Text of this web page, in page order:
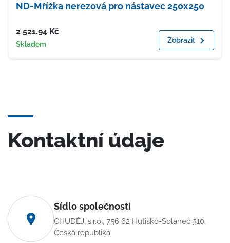
ND-Mřížka nerezová pro nástavec 250x250
Cena
2 521.94 Kč
Dostupnost
Skladem Zobrazit
Kontaktní údaje
Sídlo společnosti
CHUDĚJ, s.r.o., 756 62 Hutisko-Solanec 310,
Česká republika